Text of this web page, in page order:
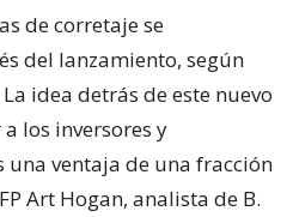
de corretaje se
del lanzamiento, según
idea detrás de este nuevo
los inversores y
ventaja de una fracción
Art Hogan, analista de B.